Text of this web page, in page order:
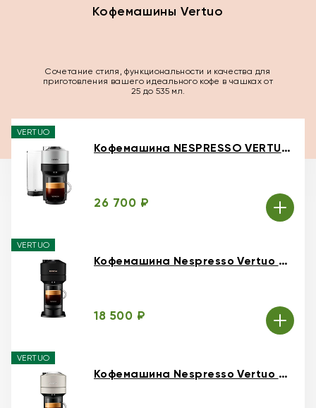
Кофемашины Vertuo
Сочетание стиля, функциональности и качества для
приготовления вашего идеального кофе в чашках от
25 до 535 мл.
VERTUO
Кофемашина NESPRESSO VERTUO Pop+ Deluxe Silver
26 700 ₽
VERTUO
Кофемашина Nespresso Vertuo Next Черная матовая
18 500 ₽
VERTUO
Кофемашина Nespresso Vertuo Next LIght Grey